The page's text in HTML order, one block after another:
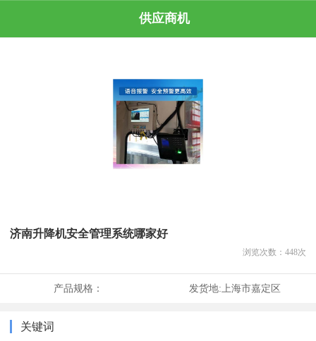
供应商机
济南升降机安全管理系统哪家好
浏览次数： 448次
产品规格： 发货地:上海市嘉定区
关键词